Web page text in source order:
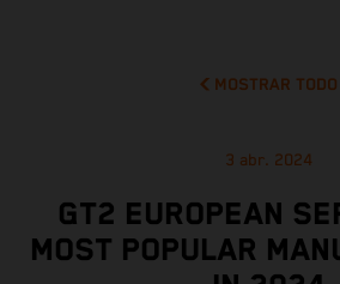
MOSTRAR TODO
3 abr. 2024
GT2 EUROPEAN
MOST POPULAR